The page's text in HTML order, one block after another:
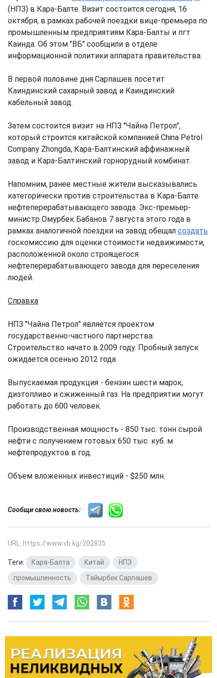
(НПЗ) в Кара-Балте. Визит состоится сегодня, 16
октября, в рамках рабочей поездки вице-премьера по
промышленным предприятиям Кара-Балты и пгт
Каинда. Об этом "ВБ" сообщили в отделе
информационной политики аппарата правительства.
В первой половине дня Сарпашев посетит
Каиндинский сахарный завод и Каиндинский
кабельный завод.
Затем состоится визит на НПЗ "Чайна Петрол",
который строится китайской компанией China Petrol
Company Zhongda, Кара-Балтинский аффинажный
завод и Кара-Балтинский горнорудный комбинат.
Напомним, ранее местные жители высказывались
категорически против строительства в Кара-Балте
нефтеперерабатывающего завода. Экс-премьер-
министр Омурбек Бабанов 7 августа этого года в
рамках аналогичной поездки на завод обещал создать
госкомиссию для оценки стоимости недвижимости,
расположенной около строящегося
нефтеперерабатывающего завода для переселения
людей.
Справка
НПЗ "Чайна Петрол" является проектом
государственно-частного партнерства.
Строительство начато в 2009 году. Пробный запуск
ожидается осенью 2012 года.
Выпускаемая продукция - бензин шести марок,
дизтопливо и сжиженный газ. На предприятии могут
работать до 600 человек.
Производственная мощность - 850 тыс. тонн сырой
нефти с получением готовых 650 тыс. куб. м
нефтепродуктов в год.
Объем вложенных инвестиций - $250 млн.
Сообщи свою новость:
URL: https://www.vb.kg/202835
Теги: Кара-Балта Китай НПЗ
промышленность
Тайырбек Сарпашев